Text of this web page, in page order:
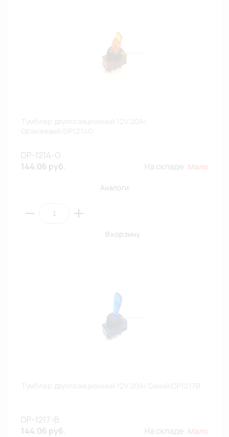
DP-1214-O
144.06 руб.
На складе: Мало
Аналоги
В корзину
DP-1217-B
144.06 руб.
На складе: Мало